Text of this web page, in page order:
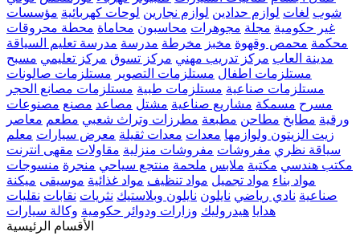
شوب لغات لوازم حدادين لوازم نجارين لوحات كهربائية مؤسسات
غير حكومية مجلة مجوهرات محاسبون محاماة محطة محروقات
محكمة محمص وقهوة مخبز مخرطة مدرسة مدرسة تعليم السياقة
مدينة العاب مركز تدريب مهني مركز تسوق مركز تعليمي مسبح
مستلزمات اطفال مستلزمات التصوير مستلزمات صالونات
مستلزمات صناعية مستلزمات طبية مستلزمات مصانع الحجر
مسرح مسمكة مشاريع صناعية مشتل مصاعد مصنع مصنوعات
ورقية مطابخ مطاحن مطبعة مطرزات وتراث شعبي مطعم معاصر
زيت الزيتون ولوازمها معدات معدات ثقيلة معرض سيارات معلم
سياقة نظري مفروشات مفروشات منزلية مقاولات مقهى انترنت
مكتب هندسي مكتبة ملابس ملحمة منتجع سياحي منجرة منسوجات
مواد بناء مواد تجميل مواد تنظيف مواد غذائية موسيقى ميكنة
صناعية نادي رياضي نايلون نايلون وبلاستيك نثريات نقابات نقليات
هدايا هيدروليك وزارات ودوائر حكومية وكالة سيارات
الأقسام الرئيسية